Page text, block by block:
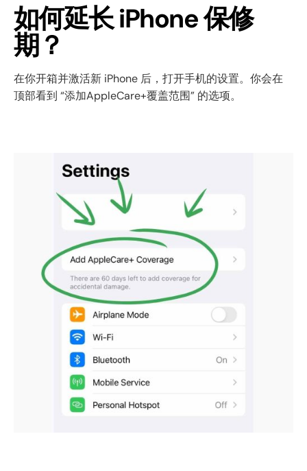
如何延长 iPhone 保修
期？
在你开箱并激活新 iPhone 后，打开手机的设置。你会在
顶部看到 “添加AppleCare+覆盖范围” 的选项。